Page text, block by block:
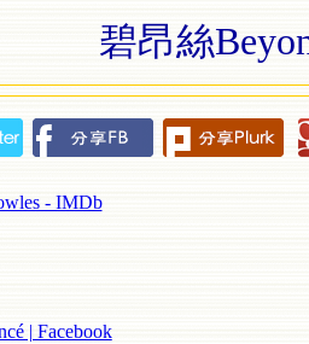
碧昂絲
- IMDb
| Facebook